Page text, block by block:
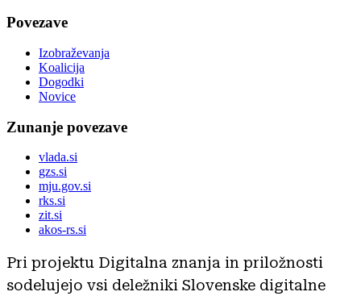
Povezave
Izobraževanja
Koalicija
Dogodki
Novice
Zunanje povezave
vlada.si
gzs.si
mju.gov.si
rks.si
zit.si
akos-rs.si
Pri projektu Digitalna znanja in priložnosti
sodelujejo vsi deležniki Slovenske digitalne